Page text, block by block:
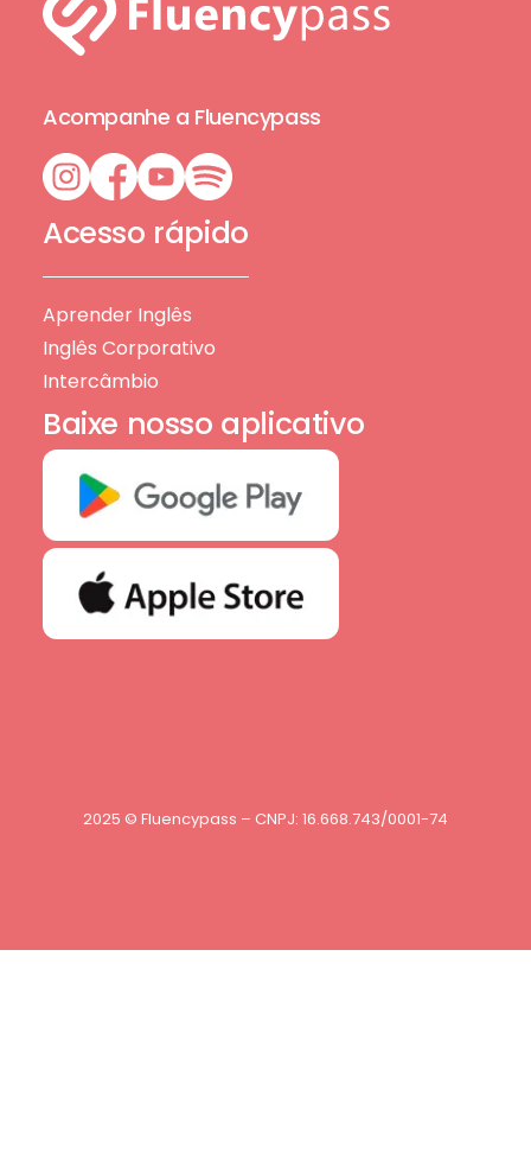
Acompanhe a Fluencypass
Acesso rápido
Aprender Inglês
Inglês Corporativo
Intercâmbio
Baixe nosso aplicativo
2025 © Fluencypass – CNPJ: 16.668.743/0001-74